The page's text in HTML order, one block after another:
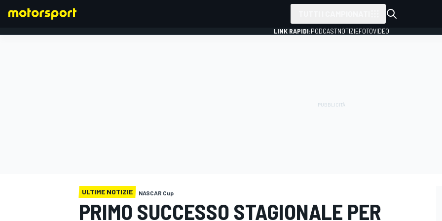
LINK RAPIDI:PODCASTNOTIZIEFOTOVIDEO
ULTIME NOTIZIE NASCAR Cup
PRIMO SUCCESSO STAGIONALE PER